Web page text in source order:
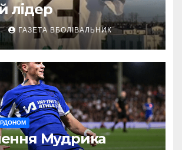
лідер
ГАЗЕТА ВБОЛІВАЛЬНИК
Мудрика